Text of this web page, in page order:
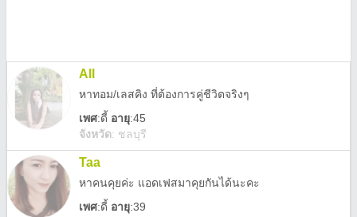
All
หาทอม/เลสคิง ที่ต้องการคู่ชีวิตจริงๆ
เพศ:ดี้ อายุ:45
จังหวัด: ชลบุรี
Taa
หาคนคุยค่ะ แอดเฟสมาคุยกันได้นะคะ
เพศ:ดี้ อายุ:39